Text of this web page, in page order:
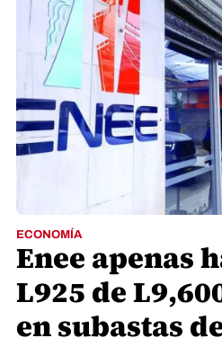
ECONOMÍA
Enee apenas
L925 de
en subastas